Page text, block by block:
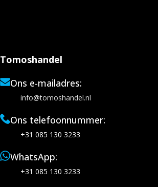
Tomoshandel
Ons e-mailadres:
info@tomoshandel.nl
Ons telefoonnummer:
+31 085 130 3233
WhatsApp:
+31 085 130 3233